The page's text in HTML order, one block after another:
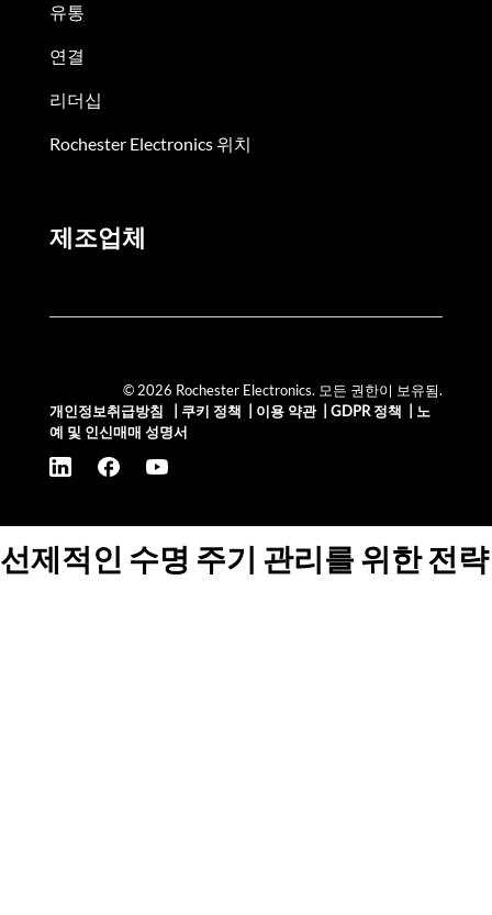
유통
연결
리더십
Rochester Electronics 위치
제조업체
© 2026 Rochester Electronics. 모든 권한이 보유됨.
개인정보취급방침
쿠키 정책 이용 약관| GDPR 정책
노
예 및 인신매매 성명서
선제적인 수명 주기 관리를 위한 전략